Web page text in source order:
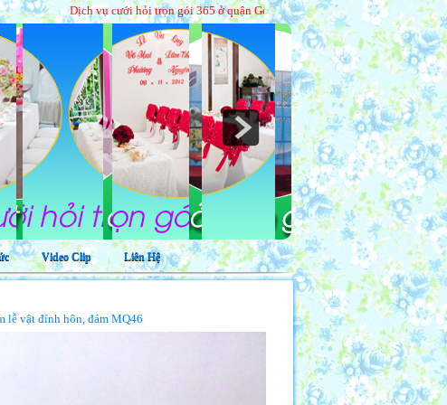
Dịch vụ cưới hỏi trọn gói 365 ở quận Gò Vấp|Địa chỉ 334/26 Lê Trọng Tấn, phường Tây
Video Clip Liên Hệ
lễ vật đính hôn, đám MQ46